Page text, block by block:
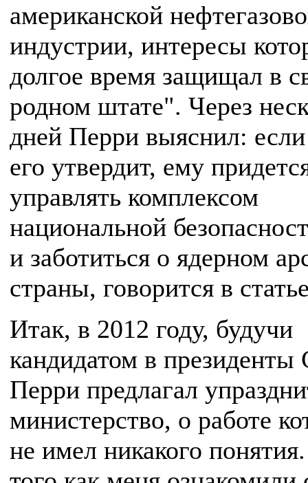
американской
индустрии, интересы
долгое время защищал в
родном штате". Через
дней Перри выяснил:
его утвердит, ему
управлять комплексом
национальной
и заботиться о ядерном
страны, говорится в
Итак, в 2012 году, будучи
кандидатом в
Перри предлагал
министерство, о работе
не имел никакого